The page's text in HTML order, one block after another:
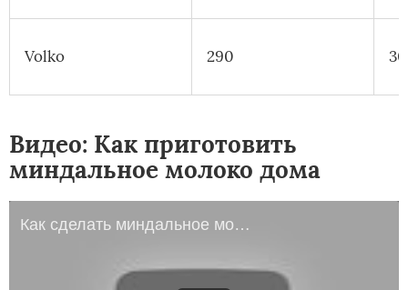
Volko 290
Видео: Как приготовить
миндальное молоко дома
Как сделать миндальное молоко